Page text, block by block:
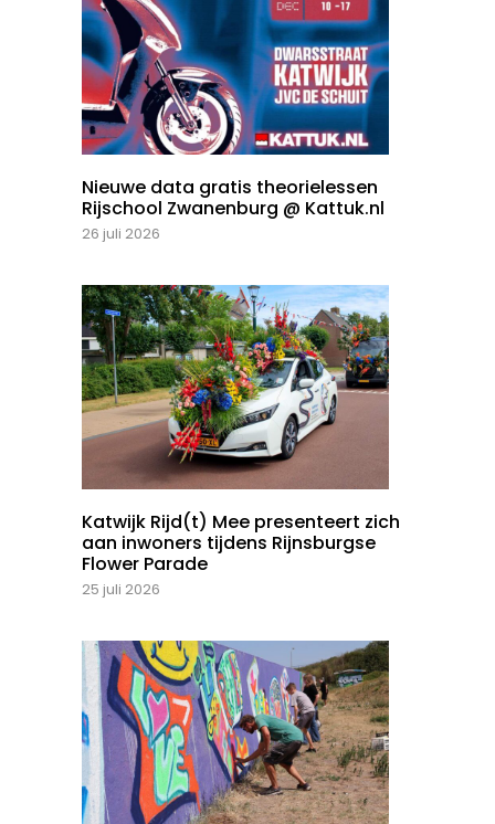
Nieuwe data gratis theorielessen
Rijschool Zwanenburg @ Kattuk.nl
26 juli 2026
Katwijk Rijd(t) Mee presenteert zich
aan inwoners tijdens Rijnsburgse
Flower Parade
25 juli 2026